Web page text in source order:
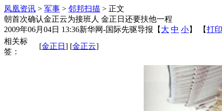
凤凰资讯 > 军事 > 邻邦扫描 > 正文
朝首次确认金正云为接班人 金正日还要扶他一程
2009年06月04日 13:36新华网-国际先驱导报 【 大 中 小】 【打印
相关标
签：
[金正日 ] [金正云]